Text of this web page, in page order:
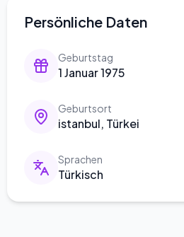
Persönliche Daten
Geburtstag
1 Januar 1975
Geburtsort
istanbul, Türkei
Sprachen
Türkisch